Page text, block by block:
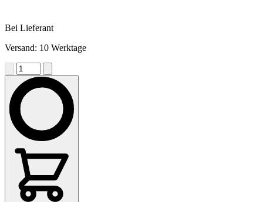
Bei Lieferant
Versand: 10 Werktage